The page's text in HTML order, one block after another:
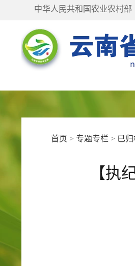
中华人民共和国农业农村部
首页 > 专题专栏 > 已
【执